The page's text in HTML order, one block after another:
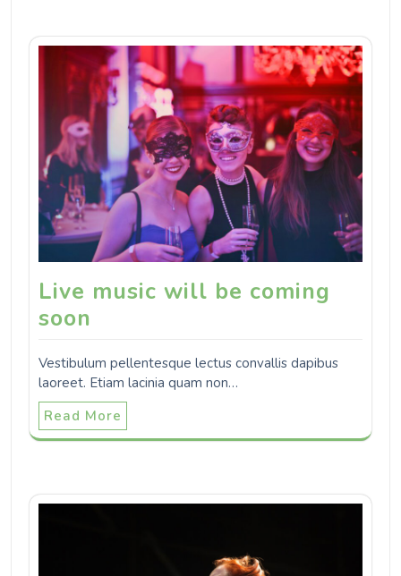
Live music will be coming
soon
Vestibulum pellentesque lectus convallis dapibus
laoreet. Etiam lacinia quam non…
Read More